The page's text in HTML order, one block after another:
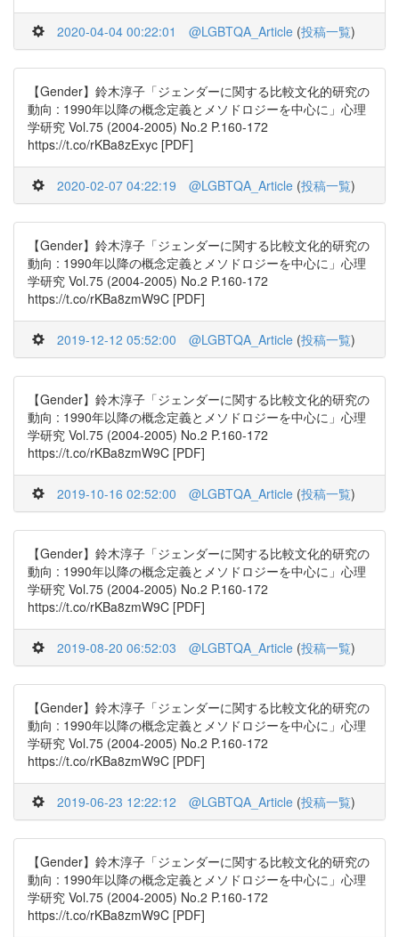
2020-04-04 00:22:01 @LGBTQA_Article (投稿一覧)
【Gender】鈴木淳子「ジェンダーに関する比較文化的研究の
動向 : 1990年以降の概念定義とメソドロジーを中心に」心理
学研究 Vol.75 (2004-2005) No.2 P.160-172
https://t.co/rKBa8zExyc [PDF]
2020-02-07 04:22:19 @LGBTQA_Article (投稿一覧)
【Gender】鈴木淳子「ジェンダーに関する比較文化的研究の
動向 : 1990年以降の概念定義とメソドロジーを中心に」心理
学研究 Vol.75 (2004-2005) No.2 P.160-172
https://t.co/rKBa8zmW9C [PDF]
2019-12-12 05:52:00 @LGBTQA_Article (投稿一覧)
【Gender】鈴木淳子「ジェンダーに関する比較文化的研究の
動向 : 1990年以降の概念定義とメソドロジーを中心に」心理
学研究 Vol.75 (2004-2005) No.2 P.160-172
https://t.co/rKBa8zmW9C [PDF]
2019-10-16 02:52:00 @LGBTQA_Article (投稿一覧)
【Gender】鈴木淳子「ジェンダーに関する比較文化的研究の
動向 : 1990年以降の概念定義とメソドロジーを中心に」心理
学研究 Vol.75 (2004-2005) No.2 P.160-172
https://t.co/rKBa8zmW9C [PDF]
2019-08-20 06:52:03 @LGBTQA_Article (投稿一覧)
【Gender】鈴木淳子「ジェンダーに関する比較文化的研究の
動向 : 1990年以降の概念定義とメソドロジーを中心に」心理
学研究 Vol.75 (2004-2005) No.2 P.160-172
https://t.co/rKBa8zmW9C [PDF]
2019-06-23 12:22:12 @LGBTQA_Article (投稿一覧)
【Gender】鈴木淳子「ジェンダーに関する比較文化的研究の
動向 : 1990年以降の概念定義とメソドロジーを中心に」心理
学研究 Vol.75 (2004-2005) No.2 P.160-172
https://t.co/rKBa8zmW9C [PDF]